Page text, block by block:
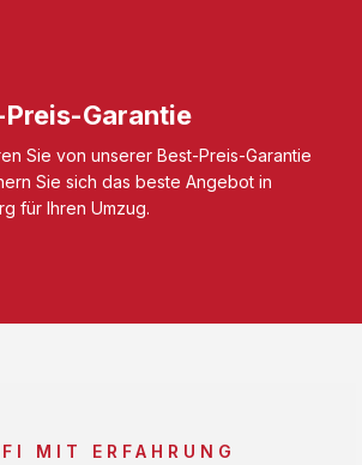
Preis-Garantie
Sie von unserer Best-Preis-Garantie
Sie sich das beste Angebot in
für Ihren Umzug.
MIT ERFAHRUNG